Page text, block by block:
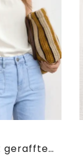
Blusentop mit gerafftem Rundhals